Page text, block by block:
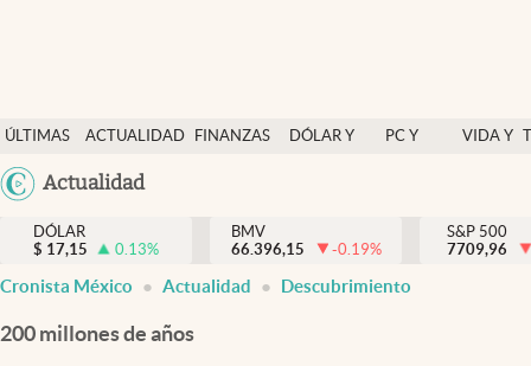
ÚLTIMAS
NOTICIAS
ACTUALIDAD
FINANZAS
DÓLAR Y
PC Y
VIDA Y
México
Actualidad
Actualidad
Finanzas y economía
Dólar y mercados
DÓLAR
$ 17,15 0.13%
BMV
66.396,15
-0.19%
S&P 500
7709,96
Cronista México Actualidad Descubrimiento
200 millones de años